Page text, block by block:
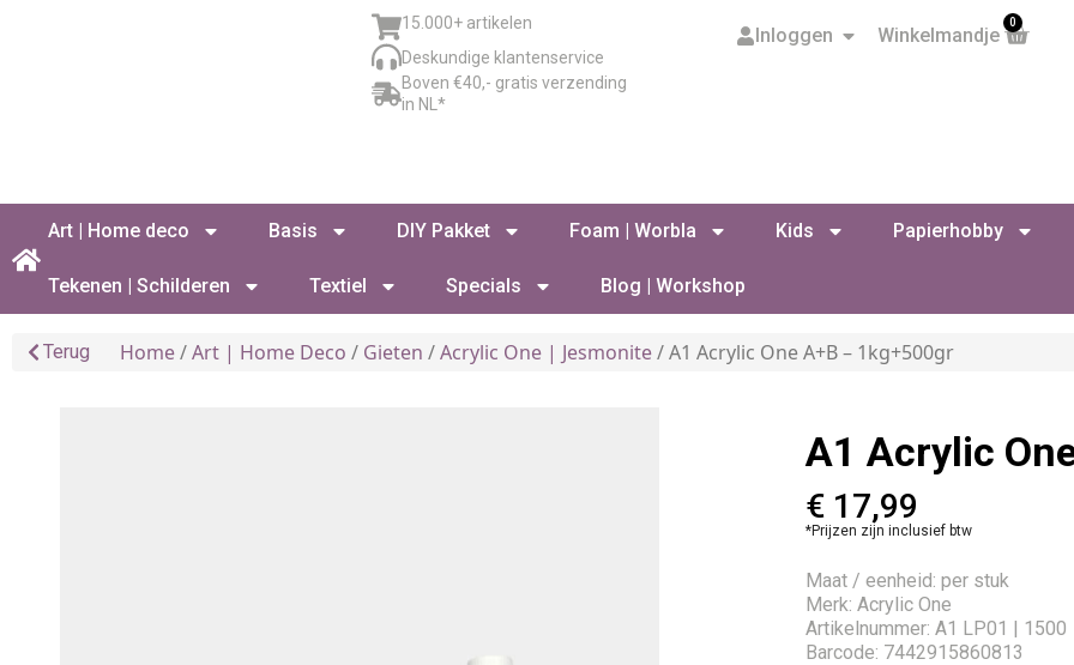
15.000+ artikelen
Deskundige klantenservice
Boven €40,- gratis verzending
in NL*
Inloggen Winkelmandje
0
Art | Home deco Basis DIY Pakket Foam | Worbla Kids Papierhobby
Tekenen | Schilderen Textiel Specials Blog | Workshop
Terug Home/Art | Home Deco / Gieten /Acrylic One | Jesmonite/ A1 Acrylic One A+B – 1kg+500gr
A1 Acrylic
€ 17,99
*Prijzen zijn inclusief btw
Maat / eenheid: per stuk
Merk: Acrylic One
Artikelnummer: A1 LP01 | 1500
Barcode: 7442915860813